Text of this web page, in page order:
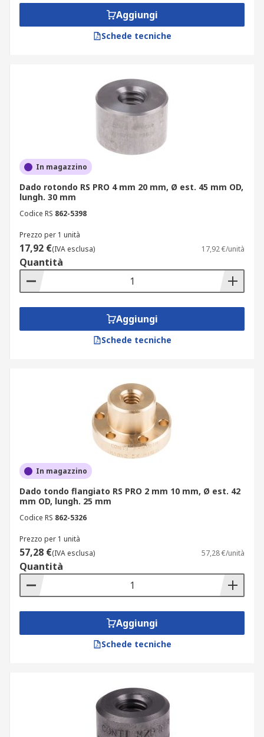
Aggiungi
Schede tecniche
In magazzino
Dado rotondo RS PRO 4 mm 20 mm, Ø est. 45 mm OD,
lungh. 30 mm
Codice RS 862-5398
Prezzo per 1 unità
17,92 €(IVA esclusa) 17,92 €/unità
Quantità
Aggiungi
Schede tecniche
In magazzino
Dado tondo flangiato RS PRO 2 mm 10 mm, Ø est. 42
mm OD, lungh. 25 mm
Codice RS 862-5326
Prezzo per 1 unità
57,28 €(IVA esclusa) 57,28 €/unità
Quantità
Aggiungi
Schede tecniche